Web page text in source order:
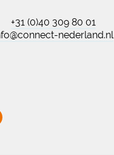
+31 (0)40 309 80 01
nederland.nl